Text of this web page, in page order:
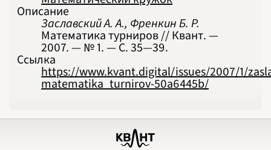
Описание
Заславский А. А., Френкин Б. Р.
Математика турниров // Квант. —
2007. — № 1. — С. 35‍—‍39.
Ссылка
https://www.kvant.digital/issues/2007/1/
matematika_turnirov-50a6445b/